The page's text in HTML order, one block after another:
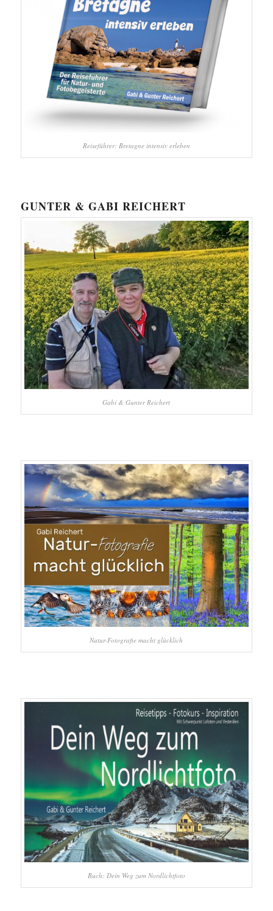
Reiseführer: Bretagne intensiv erleben
GUNTER & GABI REICHERT
Gabi & Gunter Reichert
Natur-Fotografie macht glücklich
Buch: Dein Weg zum Nordlichtfoto